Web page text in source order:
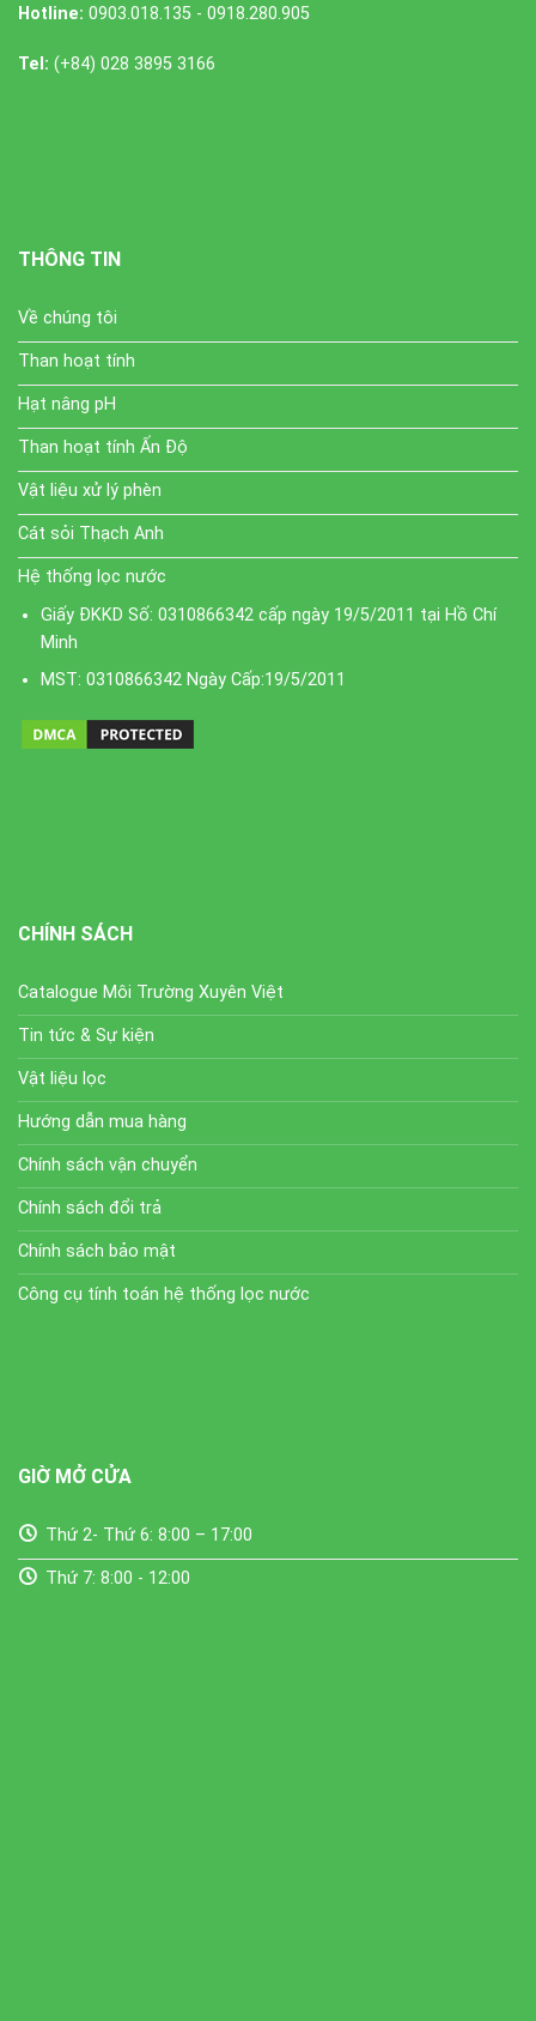
Hotline: 0903.018.135 - 0918.280.905
Tel: (+84) 028 3895 3166
THÔNG TIN
Về chúng tôi
Than hoạt tính
Hạt nâng pH
Than hoạt tính Ấn Độ
Vật liệu xử lý phèn
Cát sỏi Thạch Anh
Hệ thống lọc nước
Giấy ĐKKD Số: 0310866342 cấp ngày 19/5/2011 tại Hồ Chí
Minh
MST: 0310866342 Ngày Cấp:19/5/2011
CHÍNH SÁCH
Catalogue Môi Trường Xuyên Việt
Tin tức & Sự kiện
Vật liệu lọc
Hướng dẫn mua hàng
Chính sách vận chuyển
Chính sách đổi trả
Chính sách bảo mật
Công cụ tính toán hệ thống lọc nước
GIỜ MỞ CỬA
Thứ 2- Thứ 6: 8:00 – 17:00
Thứ 7: 8:00 - 12:00